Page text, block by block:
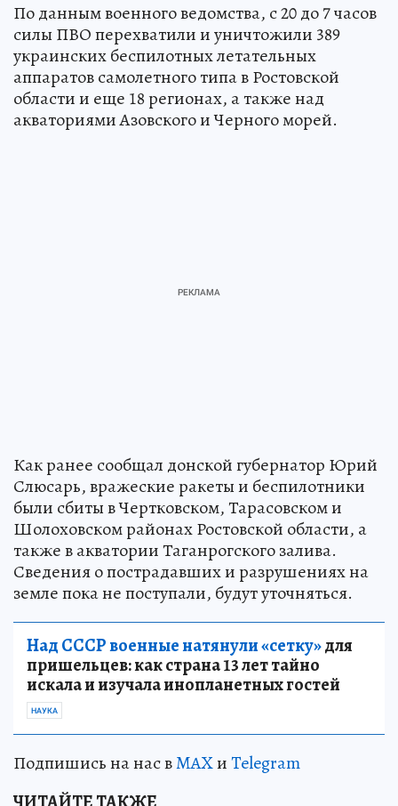
По данным военного ведомства, с 20 до 7 часов
силы ПВО перехватили и уничтожили 389
украинских беспилотных летательных
аппаратов самолетного типа в Ростовской
области и еще 18 регионах, а также над
акваториями Азовского и Черного морей.
Как ранее сообщал донской губернатор Юрий
Слюсарь, вражеские ракеты и беспилотники
были сбиты в Чертковском, Тарасовском и
Шолоховском районах Ростовской области, а
также в акватории Таганрогского залива.
Сведения о пострадавших и разрушениях на
земле пока не поступали, будут уточняться.
Над СССР военные натянули «сетку»для
пришельцев: как страна 13 лет тайно
искала и изучала инопланетных гостей
НАУКА
Подпишись на нас вMAXиTelegram